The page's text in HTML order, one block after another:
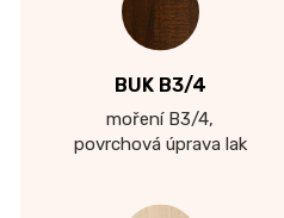
BUK B3/4
moření B3/4,
povrchová úprava lak